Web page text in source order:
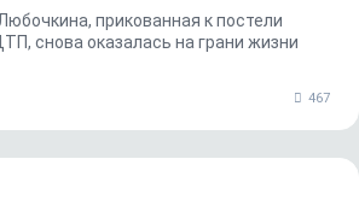
прикованная к постели
снова оказалась на грани жизни
467